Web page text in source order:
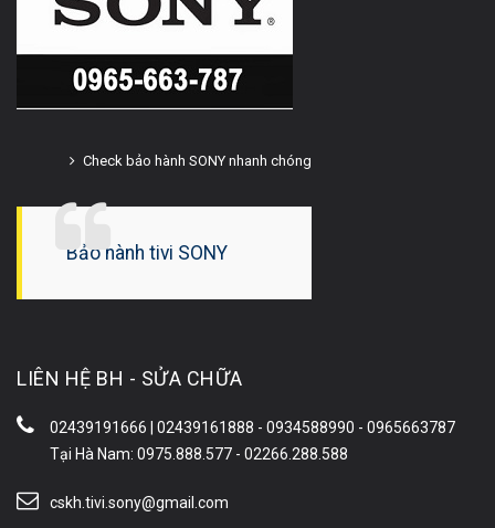
Check bảo hành SONY nhanh chóng
Bảo hành tivi SONY
LIÊN HỆ BH - SỬA CHỮA
02439191666 | 02439161888 - 0934588990 - 0965663787
Tại Hà Nam: 0975.888.577 - 02266.288.588
cskh.tivi.sony@gmail.com